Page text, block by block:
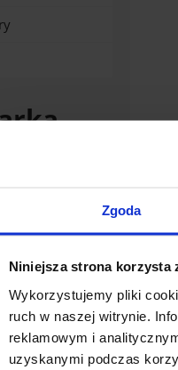
Zgoda
Niniejsza strona korzysta
Wykorzystujemy pliki
ruch w naszej witrynie.
reklamowym i
uzyskanymi podczas